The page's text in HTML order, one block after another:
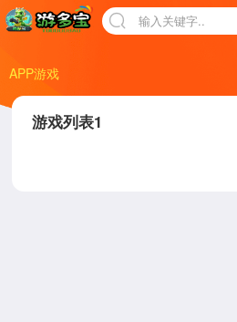
输入关键字..
APP游戏
游戏列表1